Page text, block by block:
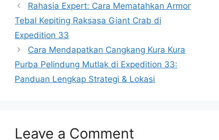
Rahasia Expert: Cara Mematahkan Armor
Tebal Kepiting Raksasa Giant Crab di
Expedition 33
Cara Mendapatkan Cangkang Kura Kura
Purba Pelindung Mutlak di Expedition 33:
Panduan Lengkap Strategi & Lokasi
Leave a Comment